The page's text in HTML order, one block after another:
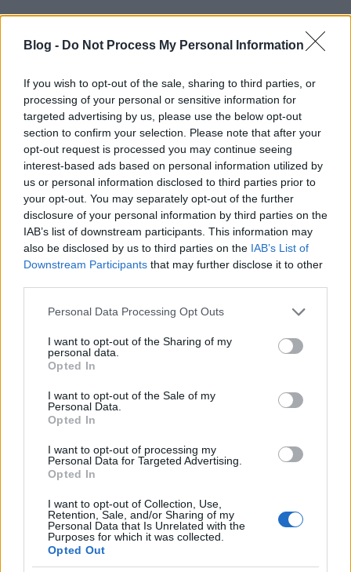
Blog - Do Not Process My Personal Information
If you wish to opt-out of the sale, sharing to third parties, or
processing of your personal or sensitive information for
targeted advertising by us, please use the below opt-out
section to confirm your selection. Please note that after your
opt-out request is processed you may continue seeing
interest-based ads based on personal information utilized by
us or personal information disclosed to third parties prior to
your opt-out. You may separately opt-out of the further
disclosure of your personal information by third parties on the
IAB’s list of downstream participants. This information may
also be disclosed by us to third parties on the IAB’s List of
Downstream Participants that may further disclose it to other
Please note that this website/app uses one or more Google
not limited to your visit or usage behaviour. You may click to
grant or deny consent to Google and its third-party tags to
use your data for below specified purposes in below Google
consent section.
Personal Data Processing Opt Outs
I want to opt-out of the Sharing of my
personal data.
Opted In
I want to opt-out of the Sale of my
Personal Data.
Opted In
I want to opt-out of processing my
Personal Data for Targeted Advertising.
Opted In
I want to opt-out of Collection, Use,
Retention, Sale, and/or Sharing of my
Personal Data that Is Unrelated with the
Purposes for which it was collected.
Opted Out